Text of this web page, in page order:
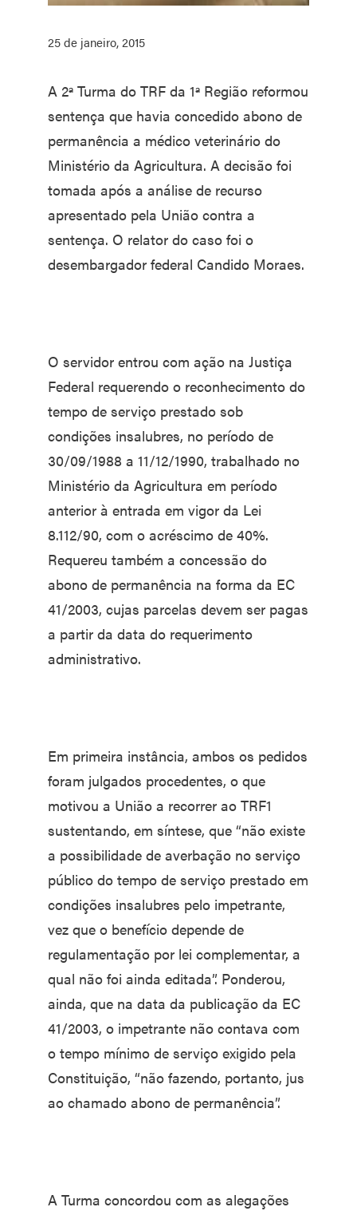
25 de janeiro, 2015
A 2ª Turma do TRF da 1ª Região reformou
sentença que havia concedido abono de
permanência a médico veterinário do
Ministério da Agricultura. A decisão foi
tomada após a análise de recurso
apresentado pela União contra a
sentença. O relator do caso foi o
desembargador federal Candido Moraes.
O servidor entrou com ação na Justiça
Federal requerendo o reconhecimento do
tempo de serviço prestado sob
condições insalubres, no período de
30/09/1988 a 11/12/1990, trabalhado no
Ministério da Agricultura em período
anterior à entrada em vigor da Lei
8.112/90, com o acréscimo de 40%.
Requereu também a concessão do
abono de permanência na forma da EC
41/2003, cujas parcelas devem ser pagas
a partir da data do requerimento
administrativo.
Em primeira instância, ambos os pedidos
foram julgados procedentes, o que
motivou a União a recorrer ao TRF1
sustentando, em síntese, que “não existe
a possibilidade de averbação no serviço
público do tempo de serviço prestado em
condições insalubres pelo impetrante,
vez que o benefício depende de
regulamentação por lei complementar, a
qual não foi ainda editada”. Ponderou,
ainda, que na data da publicação da EC
41/2003, o impetrante não contava com
o tempo mínimo de serviço exigido pela
Constituição, “não fazendo, portanto, jus
ao chamado abono de permanência”.
A Turma concordou com as alegações